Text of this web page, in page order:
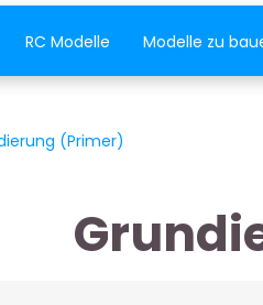
RC Modelle Modelle zu
(Primer)